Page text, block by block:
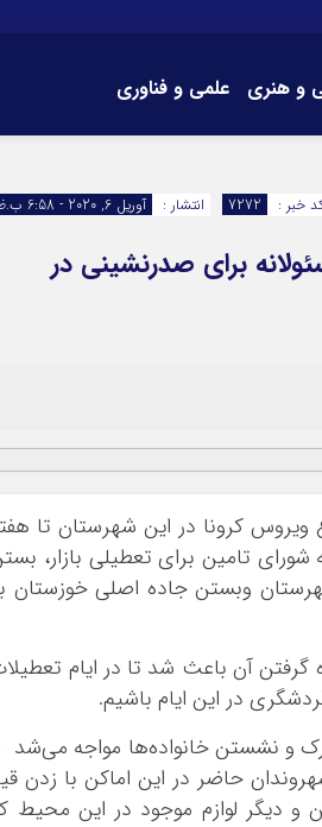
و هنری علمی و فناوری
انتشار :
آوریل 6, 2020 - 6:58 ب.ظ خبر : 7272
برای صدرنشینی در
کرونا در این شهرستان تا
تامین برای تعطیلی بازار،
وبستن جاده اصلی خوزستان
گرفتن آن باعث شد تا در ایام
در این ایام باشیم.
و نشستن خانواده‌ها مواجه می‌شد
حاضر در این اماکن با زدن
و دیگر لوازم موجود در این محیط